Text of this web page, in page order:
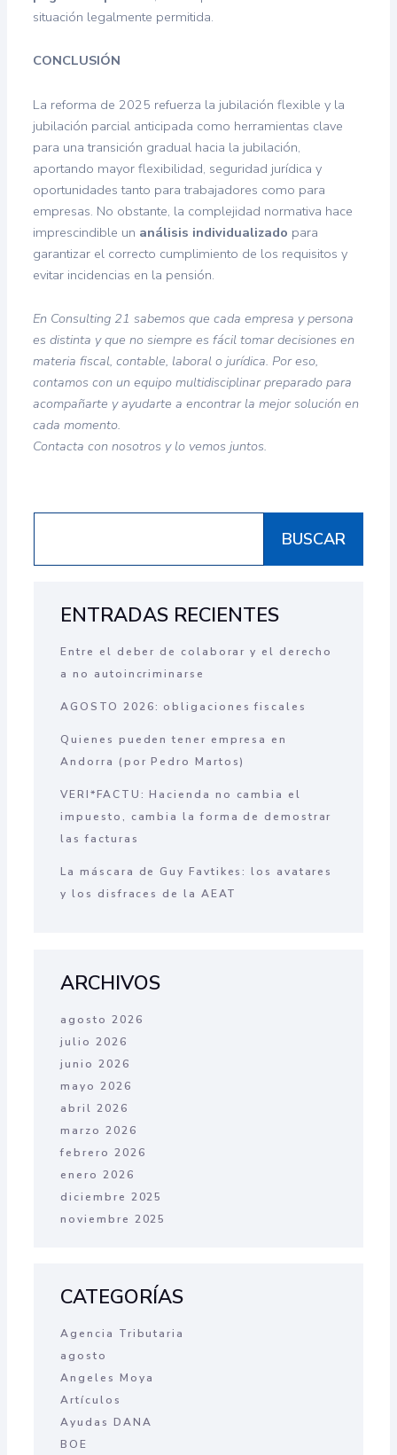
situación legalmente permitida.
CONCLUSIÓN
La reforma de 2025 refuerza la jubilación flexible y la
jubilación parcial anticipada como herramientas clave
para una transición gradual hacia la jubilación,
aportando mayor flexibilidad, seguridad jurídica y
oportunidades tanto para trabajadores como para
empresas. No obstante, la complejidad normativa hace
imprescindible un análisis individualizado para
garantizar el correcto cumplimiento de los requisitos y
evitar incidencias en la pensión.
En Consulting 21 sabemos que cada empresa y persona
es distinta y que no siempre es fácil tomar decisiones en
materia fiscal, contable, laboral o jurídica. Por eso,
contamos con un equipo multidisciplinar preparado para
acompañarte y ayudarte a encontrar la mejor solución en
cada momento.
Contacta con nosotros y lo vemos juntos.
BUSCAR
ENTRADAS RECIENTES
Entre el deber de colaborar y el derecho
a no autoincriminarse
AGOSTO 2026: obligaciones fiscales
Quienes pueden tener empresa en
Andorra (por Pedro Martos)
VERI*FACTU: Hacienda no cambia el
impuesto, cambia la forma de demostrar
las facturas
La máscara de Guy Favtikes: los avatares
y los disfraces de la AEAT
ARCHIVOS
agosto 2026
julio 2026
junio 2026
mayo 2026
abril 2026
marzo 2026
febrero 2026
enero 2026
diciembre 2025
noviembre 2025
CATEGORÍAS
Agencia Tributaria
agosto
Angeles Moya
Artículos
Ayudas DANA
BOE